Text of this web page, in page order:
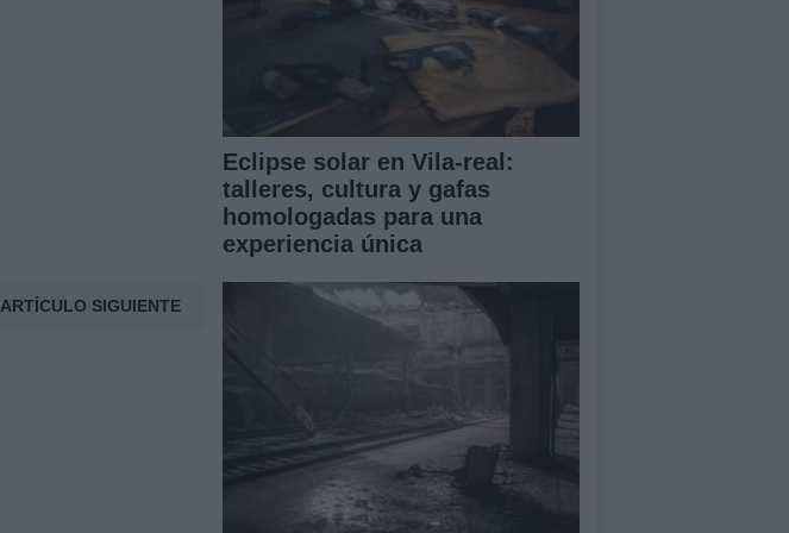
ARTÍCULO SIGUIENTE
Eclipse solar en Vila-real:
talleres, cultura y gafas
homologadas para una
experiencia única